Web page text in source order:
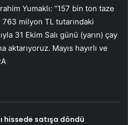
Yumaklı: “157 bin ton taze
763 milyon TL tutarındaki
31 Ekim Salı günü (yarın) çay
Mayıs hayırlı ve
hissede satışa döndü